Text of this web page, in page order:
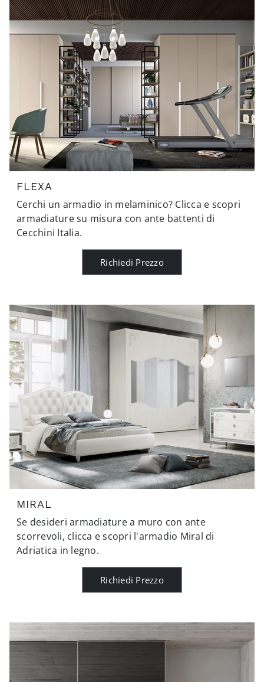
FLEXA
Cerchi un armadio in melaminico? Clicca e scopri
armadiature su misura con ante battenti di
Cecchini Italia.
Richiedi Prezzo
MIRAL
Se desideri armadiature a muro con ante
scorrevoli, clicca e scopri l'armadio Miral di
Adriatica in legno.
Richiedi Prezzo